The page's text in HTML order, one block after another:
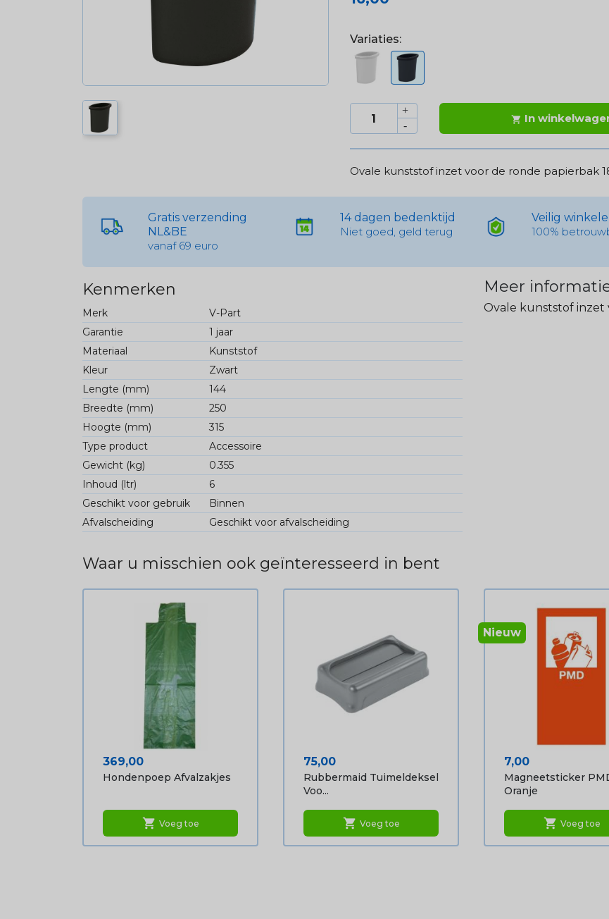
Variaties:
 In
Ovale kunststof inzet voor de ronde papierbak
Gratis verzending
NL&BE
vanaf 69 euro
14 dagen bedenktijd
Niet goed, geld terug
Veilig
100%
Kenmerken
Merk
V-Part
Garantie
1 jaar
Materiaal
Kunststof
Kleur
Zwart
Lengte (mm)
144
Breedte (mm)
250
Hoogte (mm)
315
Type product
Accessoire
Gewicht (kg)
0.355
Inhoud (ltr)
6
Geschikt voor gebruik
Binnen
Afvalscheiding
Geschikt voor afvalscheiding
Meer
Ovale kunststof inzet
Waar u misschien ook geïnteresseerd in bent
Prijs
369,00
Hondenpoep Afvalzakjes
shopping_cart Voeg toe
Prijs
75,00
Rubbermaid Tuimeldeksel
Voo...
shopping_cart Voeg toe
Prijs
7,00
Magneetsticker
Oranje
shopping_cart Voeg toe
Nieuw